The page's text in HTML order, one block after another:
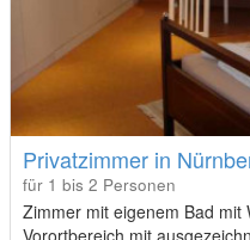
Privatzimmer in
für 1 bis 2 Personen
Zimmer mit eigenem Bad mit
Vorortbereich mit